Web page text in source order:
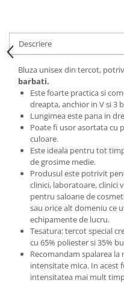
Descriere
Bluza unisex din tercot,
barbati.
Este foarte practica si
dreapta, anchior in V si 3
Lungimea este pana in
Poate fi usor asortata cu
culoare.
Este ideala pentru tot
de grosime medie.
Produsul este potrivit
clinici, laboratoare, clinici
pentru saloane de
sau orice alt domeniu ce
echipamente de lucru.
Tesatura: tercot special
cu 65% poliester si 35%
Recomandam spalarea la
intensitate mica. In acest
intensitatea mai mult